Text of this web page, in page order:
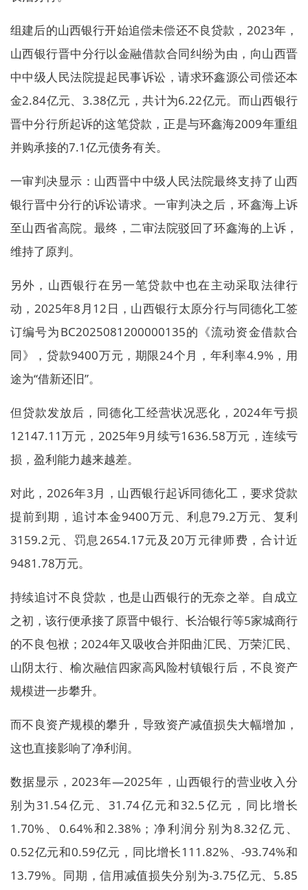
组建后的山西银行开始追偿未偿还不良贷款，2023年，
山西银行晋中分行以金融借款合同纠纷为由，向山西晋
中中级人民法院提起民事诉讼，请求环鑫源公司偿还本
金2.84亿元、3.38亿元，共计为6.22亿元。而山西银行
晋中分行所起诉的这笔贷款，正是与环鑫海2009年重组
并购承接的7.1亿元债务有关。
一审判决显示：山西晋中中级人民法院最终支持了山西
银行晋中分行的诉讼请求。一审判决之后，环鑫海上诉
至山西省高院。最终，二审法院驳回了环鑫海的上诉，
维持了原判。
另外，山西银行在另一笔贷款中也在主动采取法律行
动，2025年8月12日，山西银行太原分行与同德化工签
订编号为BC2025081200000135的《流动资金借款合
同》，贷款9400万元，期限24个月，年利率4.9%，用
途为“借新还旧”。
但贷款发放后，同德化工经营状况恶化，2024年亏损
12147.11万元，2025年9月续亏1636.58万元，连续亏
损，盈利能力越来越差。
对此，2026年3月，山西银行起诉同德化工，要求贷款
提前到期，追讨本金9400万元、利息79.2万元、复利
3159.2元、罚息2654.17元及20万元律师费，合计近
9481.78万元。
持续追讨不良贷款，也是山西银行的无奈之举。自成立
之初，该行便承接了原晋中银行、长治银行等5家城商行
的不良包袱；2024年又吸收合并阳曲汇民、万荣汇民、
山阴太行、榆次融信四家高风险村镇银行后，不良资产
规模进一步攀升。
而不良资产规模的攀升，导致资产减值损失大幅增加，
这也直接影响了净利润。
数据显示，2023年—2025年，山西银行的营业收入分
别为31.54亿元、31.74亿元和32.5亿元，同比增长
1.70%、0.64%和2.38%；净利润分别为8.32亿元、
0.52亿元和0.59亿元，同比增长111.82%、-93.74%和
13.79%。同期，信用减值损失分别为-3.75亿元、5.85